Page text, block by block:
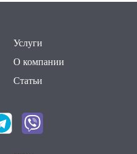
Услуги
О компании
Статьи